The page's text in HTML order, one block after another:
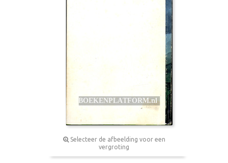
Selecteer de afbeelding voor een
vergroting